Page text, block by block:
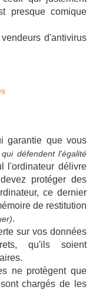
presque comique
d'antivirus
garantie que vous
défendent l'égalité
l'ordinateur délivre
protéger des
ce dernier
de restitution
.
sur vos données
qu'ils soient
ne protègent que
chargés de les